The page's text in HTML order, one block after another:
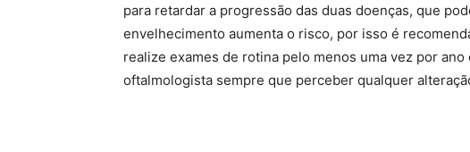
para retardar a progressão das duas doenças, que
envelhecimento aumenta o risco, por isso é
realize exames de rotina pelo menos uma vez por
oftalmologista sempre que perceber qualquer